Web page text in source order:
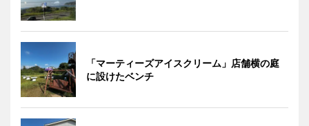
「マーティーズアイスクリーム」店舗横の庭
に設けたベンチ